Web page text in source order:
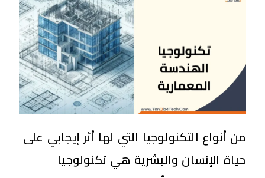
من أنواع التكنولوجيا التي لها أثر إيجابي على
حياة الإنسان والبشرية هي تكنولوجيا